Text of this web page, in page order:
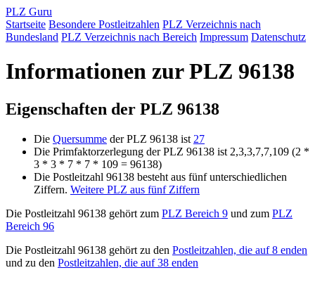
PLZ Guru
Startseite Besondere Postleitzahlen PLZ Verzeichnis nach
Bundesland PLZ Verzeichnis nach Bereich Impressum Datenschutz
Informationen zur PLZ 96138
Eigenschaften der PLZ 96138
Die Quersumme der PLZ 96138 ist 27
Die Primfaktorzerlegung der PLZ 96138 ist 2,3,3,7,7,109 (2 *
3 * 3 * 7 * 7 * 109 = 96138)
Die Postleitzahl 96138 besteht aus fünf unterschiedlichen
Ziffern. Weitere PLZ aus fünf Ziffern
Die Postleitzahl 96138 gehört zum PLZ Bereich 9 und zum PLZ
Bereich 96
Die Postleitzahl 96138 gehört zu den Postleitzahlen, die auf 8 enden
und zu den Postleitzahlen, die auf 38 enden